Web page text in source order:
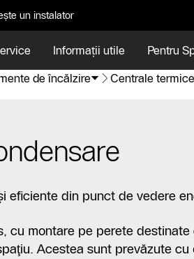
un instalator
Informații utile Pentru
de încălzire
Centrale
eficiente din punct de vedere
cu montare pe perete
Acestea sunt prevăzute